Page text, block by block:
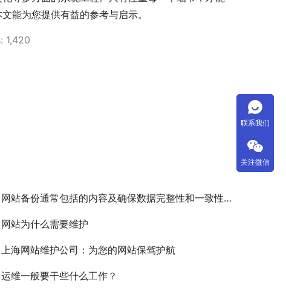
能为您提供有益的参考与启示。
1,420
网站备份通常包括的内容及确保数据完整性和一致性的方法
网站为什么需要维护
上海网站维护公司：为您的网站保驾护航
运维一般要干些什么工作？
联系我们
关注微信